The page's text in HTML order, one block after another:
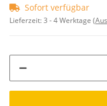
Sofort verfügbar
Lieferzeit:3 - 4 Werktage